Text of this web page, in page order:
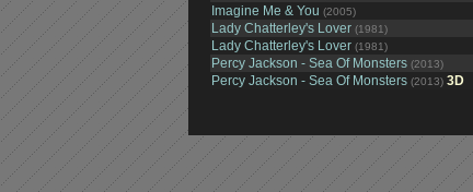
Imagine Me & You (2005)
Lady Chatterley's Lover (1981)
Lady Chatterley's Lover (1981)
Percy Jackson - Sea Of Monsters (2013)
Percy Jackson - Sea Of Monsters (2013) 3D